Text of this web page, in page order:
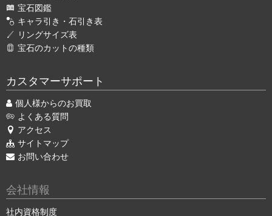
宝石図鑑
キャラ引き・石引き表
リングサイズ表
宝石のカットの種類
カスタマーサポート
個人様からのお買取
よくある質問
アクセス
サイトマップ
お問い合わせ
会社情報
社内資格制度